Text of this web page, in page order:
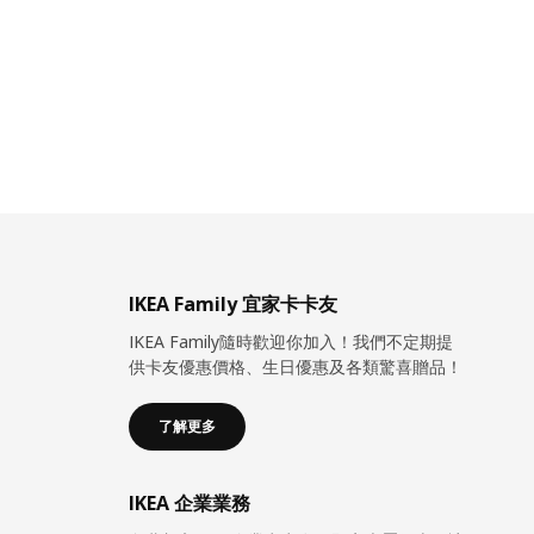
IKEA Family 宜家卡卡友
IKEA Family隨時歡迎你加入！我們不定期提
供卡友優惠價格、生日優惠及各類驚喜贈品！
了解更多
IKEA 企業業務